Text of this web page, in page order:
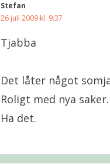
Stefan
26 juli 2009 kl. 9:37
Tjabba
Det låter något
Roligt med nya saker.
Ha det.